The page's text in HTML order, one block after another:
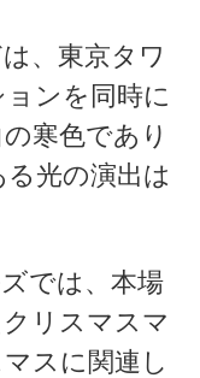
、東京タワ
ンを同時に
寒色であり
光の演出は
では、本場
リスマスマ
スに関連し